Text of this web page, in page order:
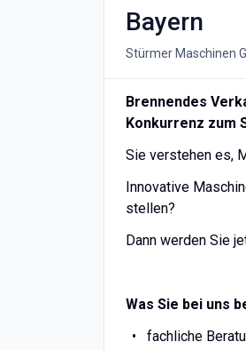
Bayern
Stürmer Maschinen
Brennendes
Konkurrenz zum
Sie verstehen es,
Innovative
stellen?
Dann werden Sie
Was Sie bei uns
fachliche